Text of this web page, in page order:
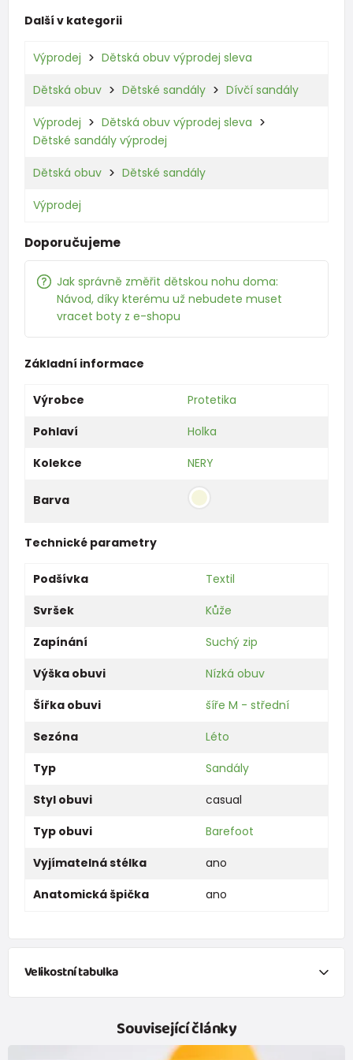
Další v kategorii
Výprodej Dětská obuv výprodej sleva
Dětská obuv Dětské sandály Dívčí sandály
Výprodej
Dětská obuv výprodej sleva
Dětské sandály výprodej
Dětská obuv Dětské sandály
Výprodej
Doporučujeme
Jak správně změřit dětskou nohu doma:
Návod, díky kterému už nebudete muset
vracet boty z e-shopu
Základní informace
Výrobce
Protetika
Pohlaví
Holka
Kolekce
NERY
Barva
Technické parametry
Podšívka
Textil
Svršek
Kůže
Zapínání
Suchý zip
Výška obuvi
Nízká obuv
Šířka obuvi
šíře M - střední
Sezóna
Léto
Typ
Sandály
Styl obuvi
casual
Typ obuvi
Barefoot
Vyjímatelná stélka
ano
Anatomická špička
ano
Velikostní tabulka
(Doporučená délka chodidla = délka stélky - 12 mm)
Související články